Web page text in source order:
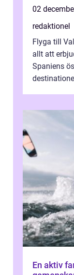
02
redaktionel
Flyga till
allt att
Spaniens
En aktiv